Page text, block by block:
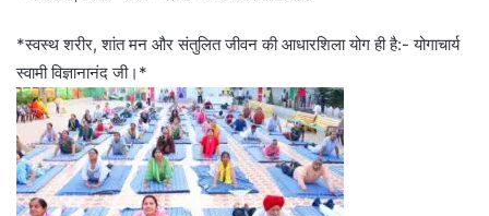
*स्वस्थ शरीर, शांत मन और संतुलित जीवन की आधारशिला योग ही है:- योगाचार्य
स्वामी विज्ञानानंद जी।*